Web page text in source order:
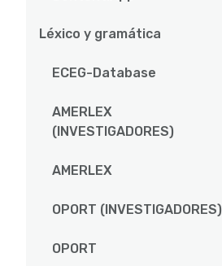
Léxico y gramática
ECEG-Database
AMERLEX
(INVESTIGADORES)
AMERLEX
OPORT (INVESTIGADORES)
OPORT